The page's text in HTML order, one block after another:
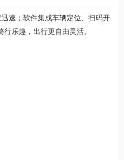
速；软件集成车辆定位、扫码开
乐趣，出行更自由灵活。